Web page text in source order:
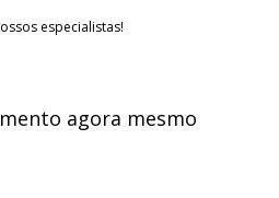
especialistas!
agora mesmo